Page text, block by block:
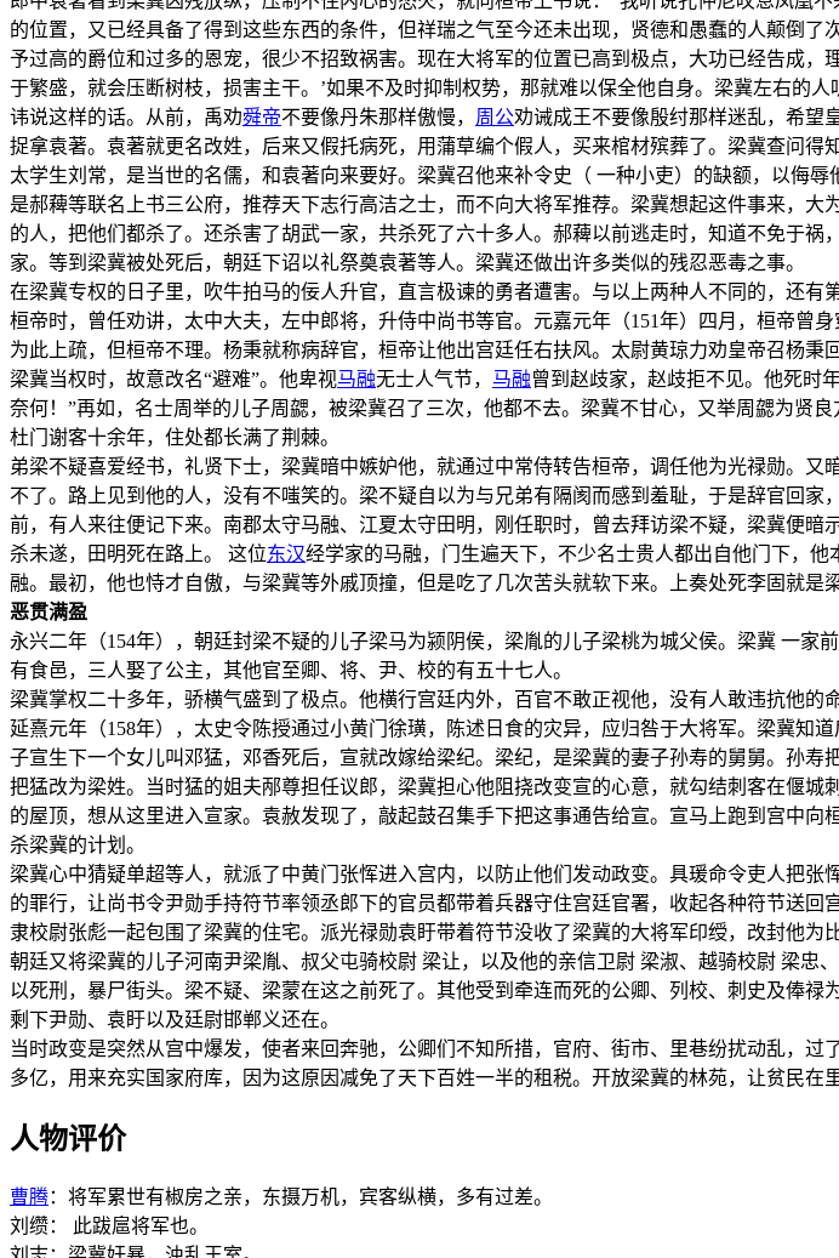
的位置，又已经具备了得到这些东西的条件，但祥瑞之气至今还未出现，贤德和愚蠢的人颠倒
予过高的爵位和过多的恩宠，很少不招致祸害。现在大将军的位置已高到极点，大功已经告成
于繁盛，就会压断树枝，损害主干。’如果不及时抑制权势，那就难以保全他自身。梁冀左右的
讳说这样的话。从前，禹劝舜帝不要像丹朱那样傲慢， 周公劝诫成王不要像殷纣那样迷乱，希望
捉拿袁著。袁著就更名改姓，后来又假托病死，用蒲草编个假人，买来棺材殡葬了。梁冀查问得
太学生刘常，是当世的名儒，和袁著向来要好。梁冀召他来补令史（ 一种小吏）的缺额，以侮
是郝薭等联名上书三公府，推荐天下志行高洁之士，而不向大将军推荐。梁冀想起这件事来，
的人，把他们都杀了。还杀害了胡武一家，共杀死了六十多人。郝薭以前逃走时，知道不免于
家。等到梁冀被处死后，朝廷下诏以礼祭奠袁著等人。梁冀还做出许多类似的残忍恶毒之事。
在梁冀专权的日子里，吹牛拍马的佞人升官，直言极谏的勇者遭害。与以上两种人不同的，还
桓帝时，曾任劝讲，太中大夫，左中郎将，升侍中尚书等官。元嘉元年（151年）四月，桓帝
为此上疏，但桓帝不理。杨秉就称病辞官，桓帝让他出宫廷任右扶风。太尉黄琼力劝皇帝召杨
梁冀当权时，故意改名“避难”。他卑视马融无士人气节， 马融曾到赵歧家，赵歧拒不见。他死时
奈何！”再如，名士周举的儿子周勰，被梁冀召了三次，他都不去。梁冀不甘心，又举周勰为贤
杜门谢客十余年，住处都长满了荆棘。
弟梁不疑喜爱经书，礼贤下士，梁冀暗中嫉妒他，就通过中常侍转告桓帝，调任他为光禄勋。
不了。路上见到他的人，没有不嗤笑的。梁不疑自以为与兄弟有隔阂而感到羞耻，于是辞官回
前，有人来往便记下来。南郡太守马融、江夏太守田明，刚任职时，曾去拜访梁不疑，梁冀便
杀未遂，田明死在路上。 这位东汉经学家的马融，门生遍天下，不少名士贵人都出自他门下，他
融。最初，他也恃才自傲，与梁冀等外戚顶撞，但是吃了几次苦头就软下来。上奏处死李固就
恶贯满盈
永兴二年（154年），朝廷封梁不疑的儿子梁马为颍阴侯，梁胤的儿子梁桃为城父侯。梁冀 一
有食邑，三人娶了公主，其他官至卿、将、尹、校的有五十七人。
梁冀掌权二十多年，骄横气盛到了极点。他横行宫廷内外，百官不敢正视他，没有人敢违抗他的
延熹元年（158年），太史令陈授通过小黄门徐璜，陈述日食的灾异，应归咎于大将军。梁冀
子宣生下一个女儿叫邓猛，邓香死后，宣就改嫁给梁纪。梁纪，是梁冀的妻子孙寿的舅舅。孙
把猛改为梁姓。当时猛的姐夫邴尊担任议郎，梁冀担心他阻挠改变宣的心意，就勾结刺客在偃
的屋顶，想从这里进入宣家。袁赦发现了，敲起鼓召集手下把这事通告给宣。宣马上跑到宫中
杀梁冀的计划。
梁冀心中猜疑单超等人，就派了中黄门张恽进入宫内，以防止他们发动政变。具瑗命令吏人把
的罪行，让尚书令尹勋手持符节率领丞郎下的官员都带着兵器守住宫廷官署，收起各种符节送
隶校尉张彪一起包围了梁冀的住宅。派光禄勋袁盱带着符节没收了梁冀的大将军印绶，改封他为
朝廷又将梁冀的儿子河南尹梁胤、叔父屯骑校尉 梁让，以及他的亲信卫尉 梁淑、越骑校尉 梁
以死刑，暴尸街头。梁不疑、梁蒙在这之前死了。其他受到牵连而死的公卿、列校、刺史及俸
剩下尹勋、袁盱以及廷尉邯郸义还在。
当时政变是突然从宫中爆发，使者来回奔驰，公卿们不知所措，官府、街市、里巷纷扰动乱，
多亿，用来充实国家府库，因为这原因减免了天下百姓一半的租税。开放梁冀的林苑，让贫民
人物评价
曹腾：将军累世有椒房之亲，东摄万机，宾客纵横，多有过差。
刘缵： 此跋扈将军也。